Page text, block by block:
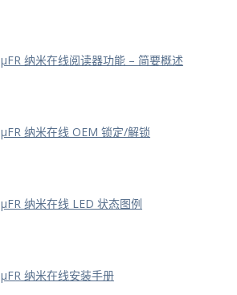
μFR 纳米在线阅读器功能 – 简要概述
μFR 纳米在线 OEM 锁定/解锁
μFR 纳米在线 LED 状态图例
μFR 纳米在线安装手册